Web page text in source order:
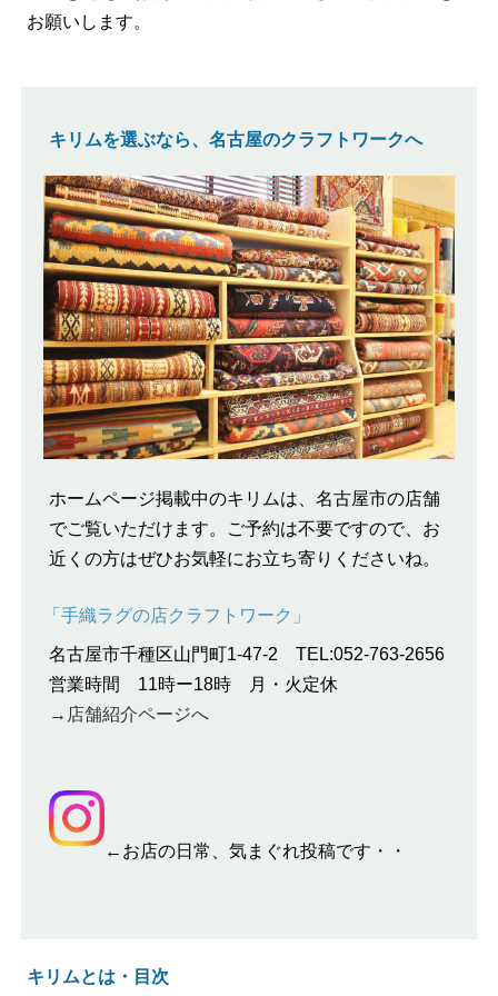
お願いします。
キリムを選ぶなら、名古屋のクラフトワークへ
ホームページ掲載中のキリムは、名古屋市の店舗
でご覧いただけます。ご予約は不要ですので、お
近くの方はぜひお気軽にお立ち寄りくださいね。
「手織ラグの店クラフトワーク」
名古屋市千種区山門町1‐47‐2 TEL:052-763-2656
営業時間 11時ー18時 月・火定休
→店舗紹介ページへ
←お店の日常、気まぐれ投稿です・・
キリムとは・目次